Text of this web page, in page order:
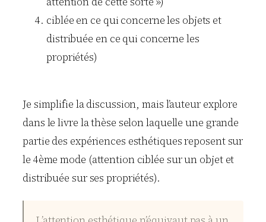
ciblée en ce qui concerne les objets et
distribuée en ce qui concerne les
propriétés)
Je simplifie la discussion, mais l’auteur explore
dans le livre la thèse selon laquelle une grande
partie des expériences esthétiques reposent sur
le 4ème mode (attention ciblée sur un objet et
distribuée sur ses propriétés).